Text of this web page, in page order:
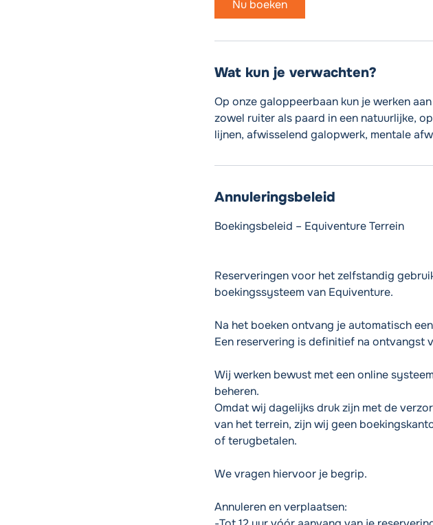
Nu boeken
Wat kun je verwachten?
Op onze galoppeerbaan kun je werken
zowel ruiter als paard in een natuurlijke,
lijnen, afwisselend galopwerk, mentale
Annuleringsbeleid
Boekingsbeleid – Equiventure Terrein
Reserveringen voor het zelfstandig
boekingssysteem van Equiventure.
Na het boeken ontvang je automatisch
Een reservering is definitief na ontvangst
Wij werken bewust met een online
beheren.
Omdat wij dagelijks druk zijn met de
van het terrein, zijn wij geen
of terugbetalen.
We vragen hiervoor je begrip.
Annuleren en verplaatsen: